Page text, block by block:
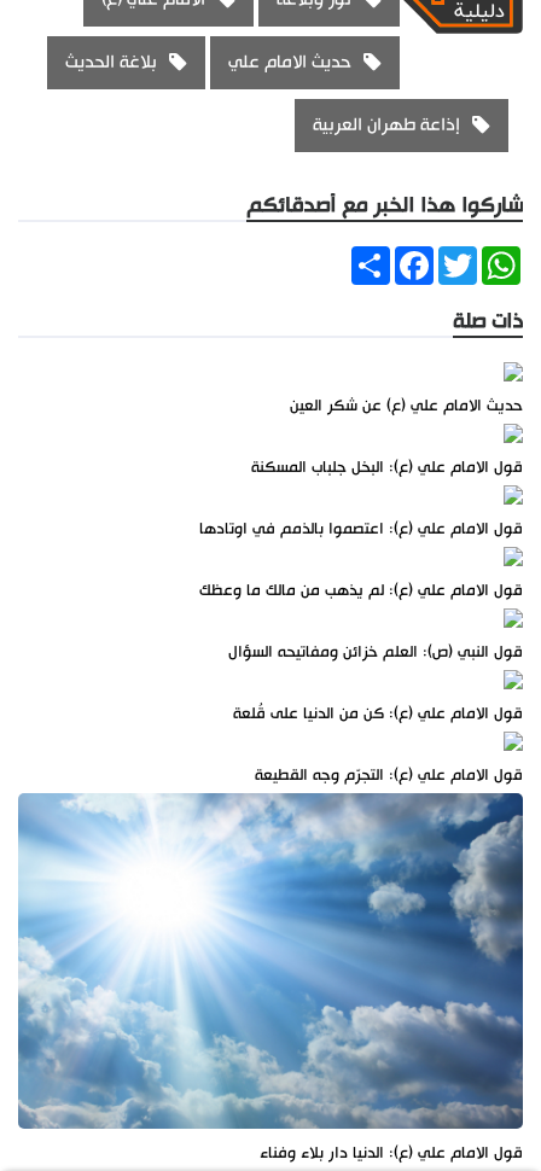
حديث الامام علي بلاغة الحديث
إذاعة طهران العربية
شاركوا هذا الخبر مع أصدقائكم
ShareFacebookTwitter
WhatsApp
ذات صلة
حديث الامام علي (ع) عن شكر العين
قول الامام علي (ع): البخل جلباب المسكنة
قول الامام علي (ع): اعتصموا بالذمم في اوتادها
قول الامام علي (ع): لم يذهب من مالك ما وعظك
قول النبي (ص): العلم خزائن ومفاتيحه السؤال
قول الامام علي (ع): كن من الدنيا على قُلعة
قول الامام علي (ع): التجرّم وجه القطيعة
قول الامام علي (ع): الدنيا دار بلاء وفناء